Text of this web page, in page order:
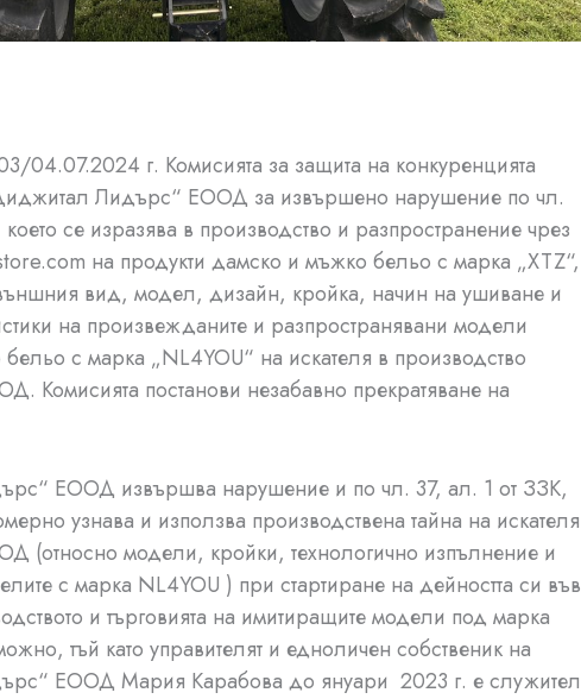
г. Комисията за защита на конкуренцията
Лидърс“ ЕООД за извършено нарушение по чл.
се изразява в производство и разпространение чрез
на продукти дамско и мъжко бельо с марка „XTZ“,
вид, модел, дизайн, кройка, начин на ушиване и
на произвежданите и разпространявани модели
с марка „NL4YOU“ на искателя в производство
Комисията постанови незабавно прекратяване на
ЕООД извършва нарушение и по чл. 37, ал. 1 от ЗЗК,
узнава и използва производствена тайна на искателя
(относно модели, кройки, технологично изпълнение и
с марка NL4YOU ) при стартиране на дейността си във
и търговията на имитиращите модели под марка
тъй като управителят и едноличен собственик на
ЕООД Мария Карабова до януари 2023 г. е служител